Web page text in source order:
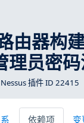
由器构
理员密
Nessus 插件 ID 22415
依赖项